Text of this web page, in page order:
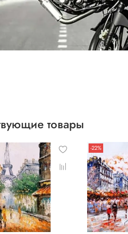
товары
-22%